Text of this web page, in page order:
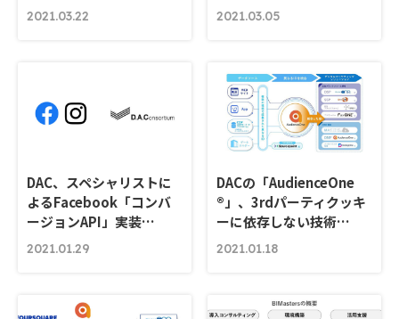
2021.03.22 2021.03.05
DAC、スペシャリストに
よるFacebook「コンバ
ージョンAPI」実装…
2021.01.29
DACの「AudienceOne
®」、3rdパーティクッキ
ーに依存しない技術…
2021.01.18